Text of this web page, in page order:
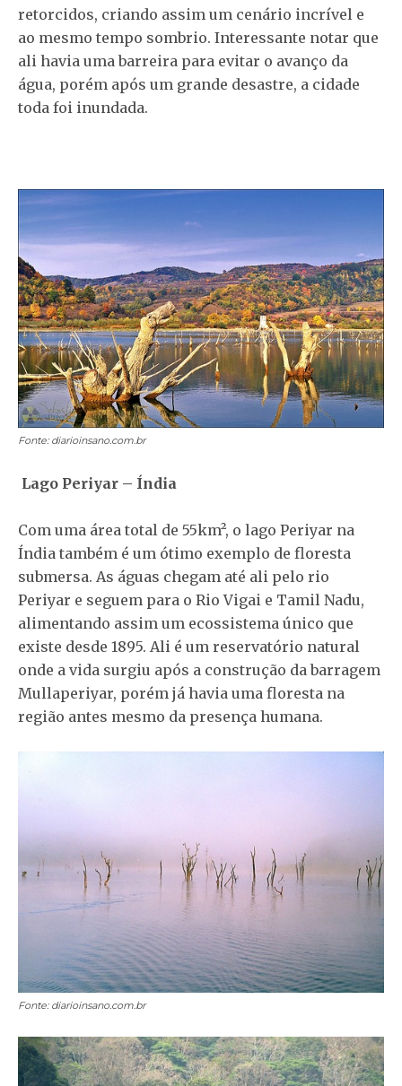
retorcidos, criando assim um cenário incrível e
ao mesmo tempo sombrio. Interessante notar que
ali havia uma barreira para evitar o avanço da
água, porém após um grande desastre, a cidade
toda foi inundada.
Fonte: diarioinsano.com.br
Lago Periyar – Índia
Com uma área total de 55km², o lago Periyar na
Índia também é um ótimo exemplo de floresta
submersa. As águas chegam até ali pelo rio
Periyar e seguem para o Rio Vigai e Tamil Nadu,
alimentando assim um ecossistema único que
existe desde 1895. Ali é um reservatório natural
onde a vida surgiu após a construção da barragem
Mullaperiyar, porém já havia uma floresta na
região antes mesmo da presença humana.
Fonte: diarioinsano.com.br